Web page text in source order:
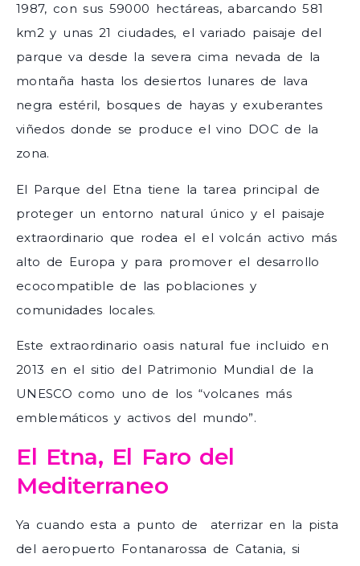
1987, con sus 59000 hectáreas, abarcando 581
km2 y unas 21 ciudades, el variado paisaje del
parque va desde la severa cima nevada de la
montaña hasta los desiertos lunares de lava
negra estéril, bosques de hayas y exuberantes
viñedos donde se produce el vino DOC de la
zona.
El Parque del Etna tiene la tarea principal de
proteger un entorno natural único y el paisaje
extraordinario que rodea el el volcán activo más
alto de Europa y para promover el desarrollo
ecocompatible de las poblaciones y
comunidades locales.
Este extraordinario oasis natural fue incluido en
2013 en el sitio del Patrimonio Mundial de la
UNESCO como uno de los “volcanes más
emblemáticos y activos del mundo”.
El Etna, El Faro del
Mediterraneo
Ya cuando esta a punto de aterrizar en la pista
del aeropuerto Fontanarossa de Catania, si